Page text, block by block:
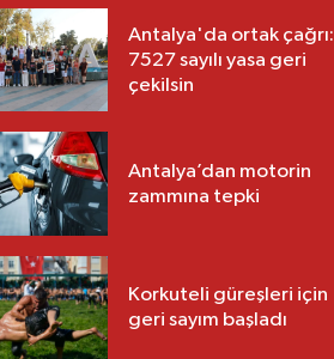
Antalya'da ortak çağrı:
7527 sayılı yasa geri
çekilsin
Antalya’dan motorin
zammına tepki
Korkuteli güreşleri için
geri sayım başladı